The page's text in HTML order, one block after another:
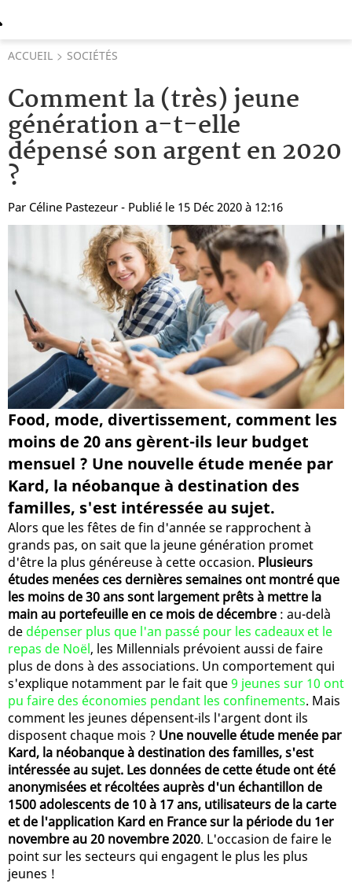
ACCUEIL SOCIÉTÉS
Comment la (très) jeune
génération a-t-elle
dépensé son argent en 2020
?
Par Céline Pastezeur - Publié le 15 Déc 2020 à 12:16
Food, mode, divertissement, comment les
moins de 20 ans gèrent-ils leur budget
mensuel ? Une nouvelle étude menée par
Kard, la néobanque à destination des
familles, s'est intéressée au sujet.
Alors que les fêtes de fin d'année se rapprochent à
grands pas, on sait que la jeune génération promet
d'être la plus généreuse à cette occasion. Plusieurs
études menées ces dernières semaines ont montré que
les moins de 30 ans sont largement prêts à mettre la
main au portefeuille en ce mois de décembre : au-delà
de dépenser plus que l'an passé pour les cadeaux et le
repas de Noël, les Millennials prévoient aussi de faire
plus de dons à des associations. Un comportement qui
s'explique notamment par le fait que9 jeunes sur 10 ont
pu faire des économies pendant les confinements. Mais
comment les jeunes dépensent-ils l'argent dont ils
disposent chaque mois ? Une nouvelle étude menée par
Kard, la néobanque à destination des familles, s'est
intéressée au sujet. Les données de cette étude ont été
anonymisées et récoltées auprès d'un échantillon de
1500 adolescents de 10 à 17 ans, utilisateurs de la carte
et de l'application Kard en France sur la période du 1er
novembre au 20 novembre 2020. L'occasion de faire le
point sur les secteurs qui engagent le plus les plus
jeunes !